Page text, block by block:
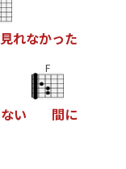
見れなかった
ない
F
間に